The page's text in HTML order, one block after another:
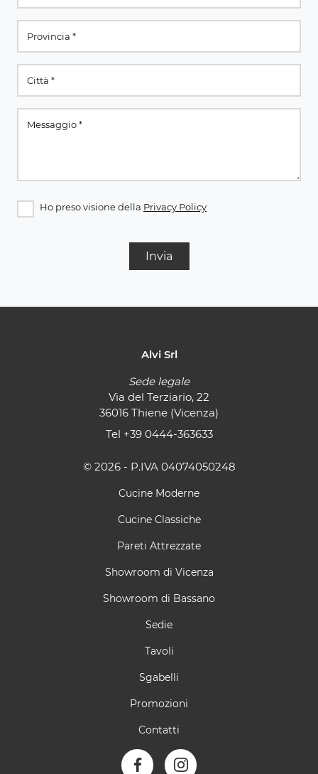
Ho preso visione della Privacy Policy
Invia
Alvi Srl
Sede legale
Via del Terziario, 22
36016 Thiene (Vicenza)
Tel +39 0444-363633
© 2026 - P.IVA 04074050248
Cucine Moderne
Cucine Classiche
Pareti Attrezzate
Showroom di Vicenza
Showroom di Bassano
Sedie
Tavoli
Sgabelli
Promozioni
Contatti